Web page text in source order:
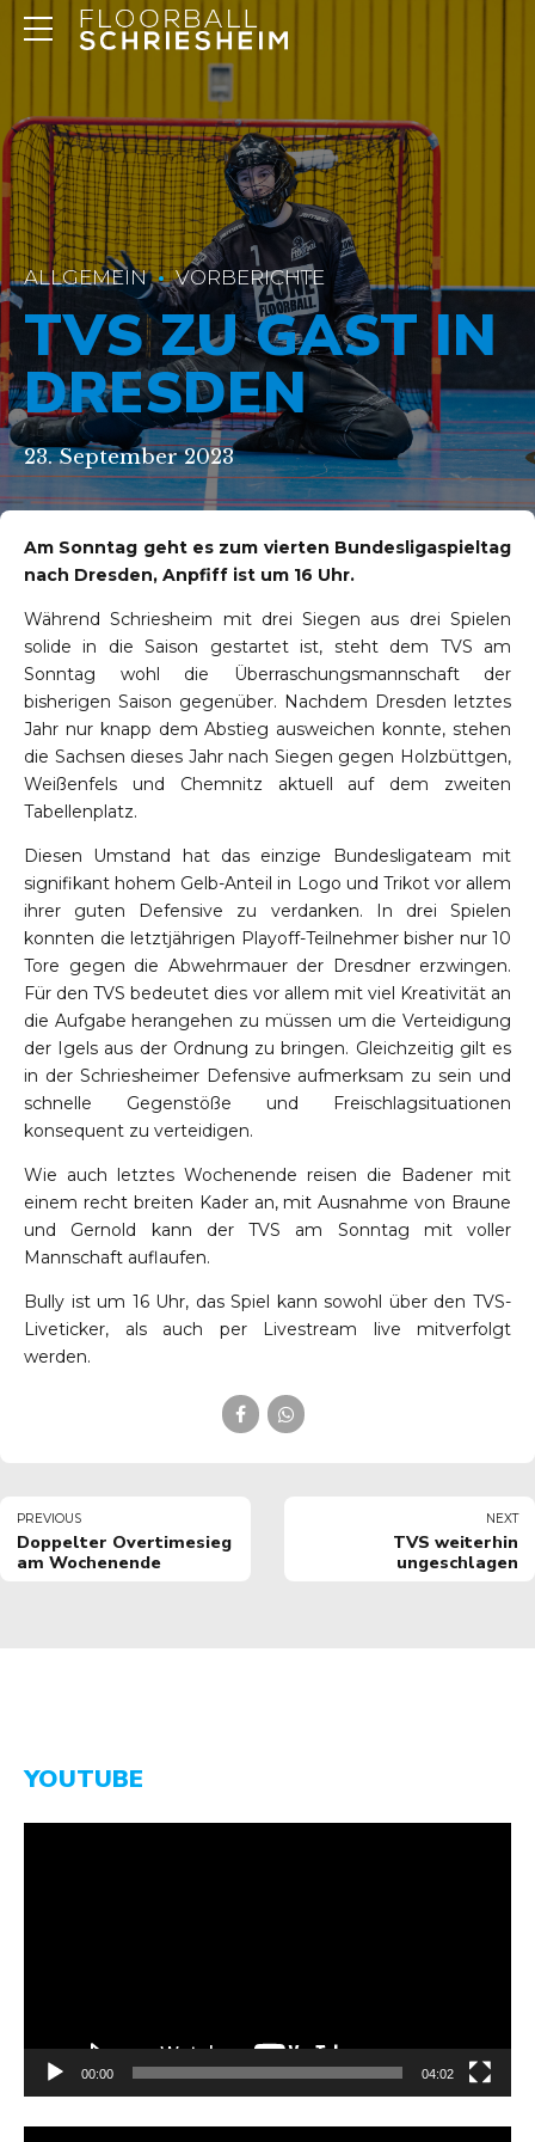
ALLGEMEIN VORBERICHTE
TVS ZU GAST IN
DRESDEN
23. September 2023
Am Sonntag geht es zum vierten Bundesligaspieltag
nach Dresden, Anpfiff ist um 16 Uhr.
Während Schriesheim mit drei Siegen aus drei Spielen
solide in die Saison gestartet ist, steht dem TVS am
Sonntag wohl die Überraschungsmannschaft der
bisherigen Saison gegenüber. Nachdem Dresden letztes
Jahr nur knapp dem Abstieg ausweichen konnte, stehen
die Sachsen dieses Jahr nach Siegen gegen Holzbüttgen,
Weißenfels und Chemnitz aktuell auf dem zweiten
Tabellenplatz.
Diesen Umstand hat das einzige Bundesligateam mit
signifikant hohem Gelb-Anteil in Logo und Trikot vor allem
ihrer guten Defensive zu verdanken. In drei Spielen
konnten die letztjährigen Playoff-Teilnehmer bisher nur 10
Tore gegen die Abwehrmauer der Dresdner erzwingen.
Für den TVS bedeutet dies vor allem mit viel Kreativität an
die Aufgabe herangehen zu müssen um die Verteidigung
der Igels aus der Ordnung zu bringen. Gleichzeitig gilt es
in der Schriesheimer Defensive aufmerksam zu sein und
schnelle Gegenstöße und Freischlagsituationen
konsequent zu verteidigen.
Wie auch letztes Wochenende reisen die Badener mit
einem recht breiten Kader an, mit Ausnahme von Braune
und Gernold kann der TVS am Sonntag mit voller
Mannschaft auflaufen.
Bully ist um 16 Uhr, das Spiel kann sowohl über den TVS-
Liveticker, als auch per
Livestream live mitverfolgt
werden.
PREVIOUS
Doppelter Overtimesieg
am Wochenende
NEXT
TVS weiterhin
ungeschlagen
YOUTUBE
00:00 04:02